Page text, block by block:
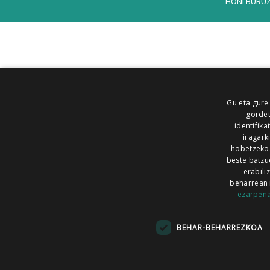
ALEA
MAILOPE NOAUA
Gu eta
hobetzeko.
beste
BEHAR-BEHARREZKOA